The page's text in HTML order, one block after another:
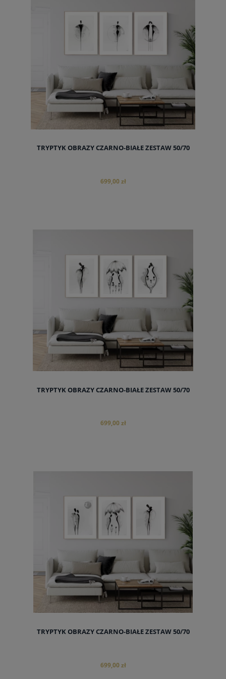
TRYPTYK OBRAZY CZARNO-BIAŁE ZESTAW 50/70
699,00 zł
TRYPTYK OBRAZY CZARNO-BIAŁE ZESTAW 50/70
699,00 zł
TRYPTYK OBRAZY CZARNO-BIAŁE ZESTAW 50/70
699,00 zł